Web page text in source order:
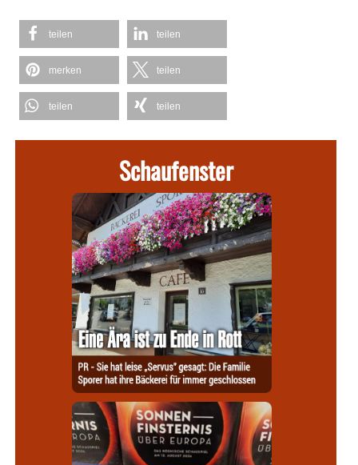
teilen teilen
merken teilen
teilen teilen
Schaufenster